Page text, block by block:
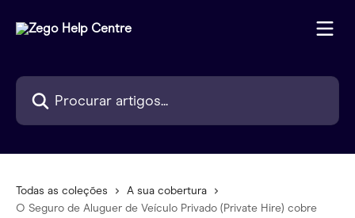
Procurar artigos...
Todas as coleções
A sua cobertura
O Seguro de Aluguer de Veículo Privado (Private Hire) cobre